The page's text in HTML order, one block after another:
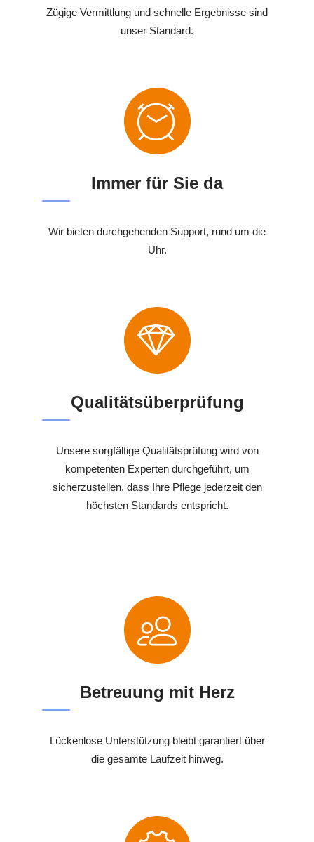
Zügige Vermittlung und schnelle Ergebnisse sind
unser Standard.
Immer für Sie da
Wir bieten durchgehenden Support, rund um die
Uhr.
Qualitätsüberprüfung
Unsere sorgfältige Qualitätsprüfung wird von
kompetenten Experten durchgeführt, um
sicherzustellen, dass Ihre Pflege jederzeit den
höchsten Standards entspricht.
Betreuung mit Herz
Lückenlose Unterstützung bleibt garantiert über
die gesamte Laufzeit hinweg.